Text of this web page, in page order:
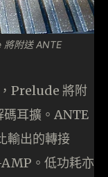
將附送 ANTE
Prelude 將附
耳擴。ANTE
輸出的轉接
。低功耗亦